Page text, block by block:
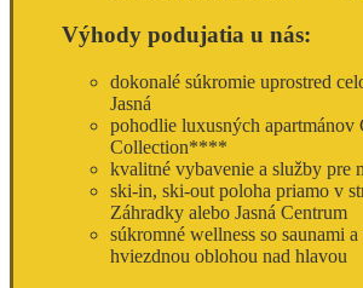
Výhody podujatia u nás:
dokonalé súkromie uprostred
Jasná
pohodlie luxusných apartmánov
Collection****
kvalitné vybavenie a služby pre
ski-in, ski-out poloha priamo v
Záhradky alebo Jasná Centrum
súkromné wellness so saunami
hviezdnou oblohou nad hlavou